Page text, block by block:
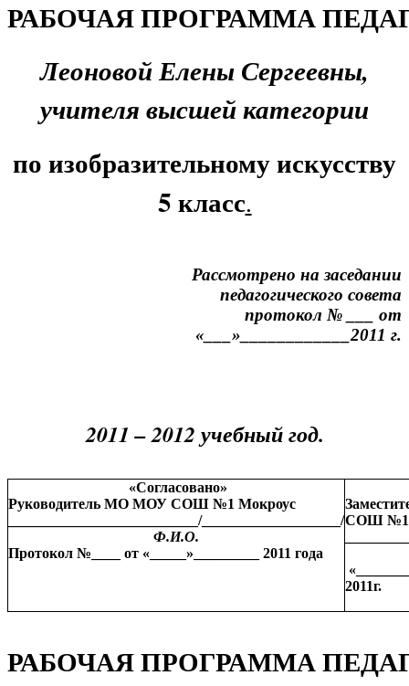
РАБОЧАЯПРОГРАММА
Леоновой Елены Сергеевны,
учителя высшей категории
по изобразительному искусству
5 класс.
Рассмотрено на заседании
педагогического совета
протокол № ___ от
«___»____________2011 г.
2011 – 2012 учебный год.
«Согласовано»
Руководитель МО МОУ СОШ №1 Мокроус
__________________________/___________________/
Ф.И.О.
Протокол №____ от «_____»_________ 2011 года
СОШ №1
2011г.
РАБОЧАЯПРОГРАММА